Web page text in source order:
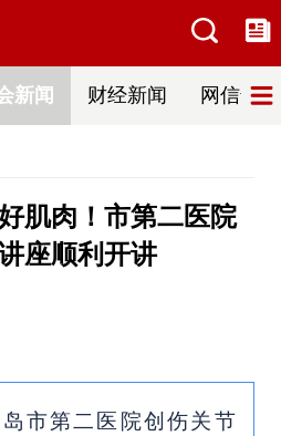
新闻 财经新闻 网信普法
肌肉！市第二医院
座顺利开讲
市第二医院创伤关节